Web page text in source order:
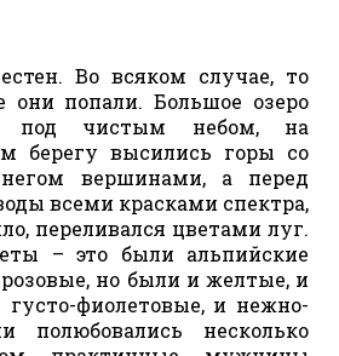
Во всяком случае, то
они попали. Большое озеро
под чистым небом, на
берегу высились горы со
вершинами, а перед
всеми красками спектра,
переливался цветами луг.
– это были альпийские
но были и желтые, и
фиолетовые, и нежно-
полюбовались несколько